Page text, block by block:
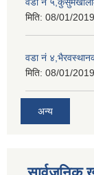
मिति: 08/01/
वडा नं
मिति: 08/01/
अन्य